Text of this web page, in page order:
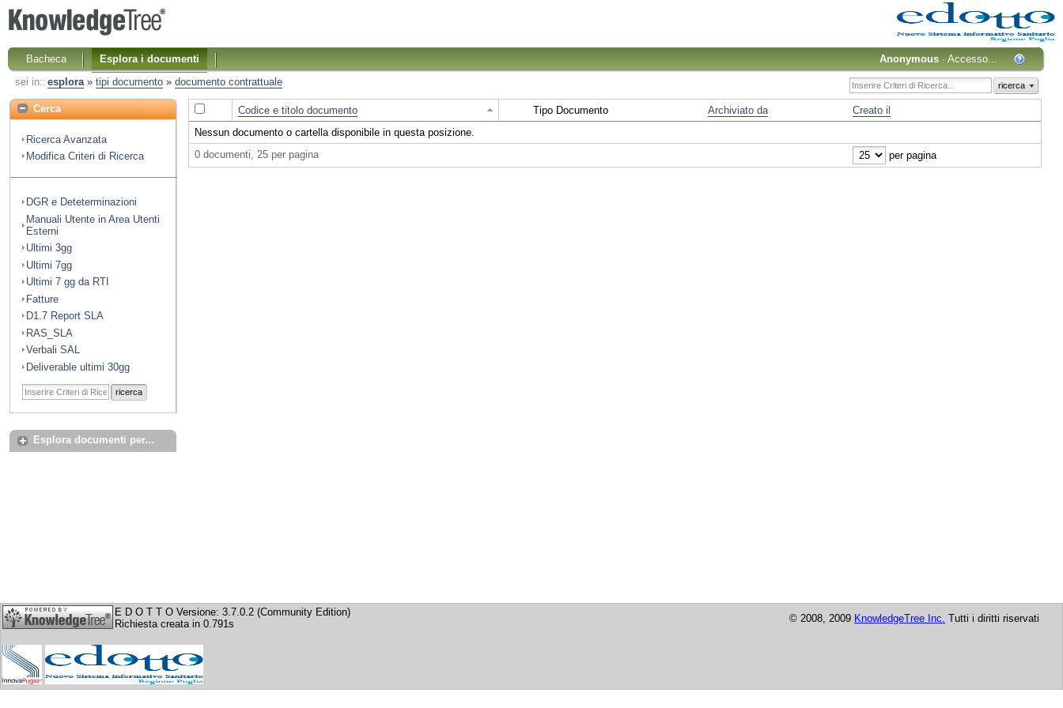
Bacheca Esplora i documenti Anonymous ·Accesso...
sei in:: esplora» tipi documento» documento contrattuale ricerca
Cerca
Ricerca Avanzata
Modifica Criteri di Ricerca
DGR e Deteterminazioni
Manuali Utente in Area Utenti
Esterni
Ultimi 3gg
Ultimi 7gg
Ultimi 7 gg da RTI
Fatture
D1.7 Report SLA
RAS_SLA
Verbali SAL
Deliverable ultimi 30gg
ricerca
Esplora documenti per...
Codice e titolo documento Tipo Documento Archiviato da
Creato il
Nessun documento o cartella disponibile in questa posizione.
0 documenti, 25 per pagina
per pagina
E D O T T O Versione: 3.7.0.2 (Community Edition)
Richiesta creata in 0.791s
© 2008, 2009 KnowledgeTree Inc. Tutti i diritti riservati